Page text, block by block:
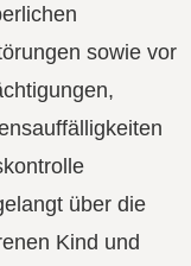
sowie vor
über die
Kind und